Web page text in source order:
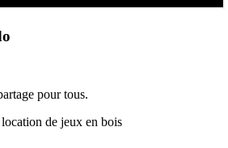
pour tous.
de jeux en bois